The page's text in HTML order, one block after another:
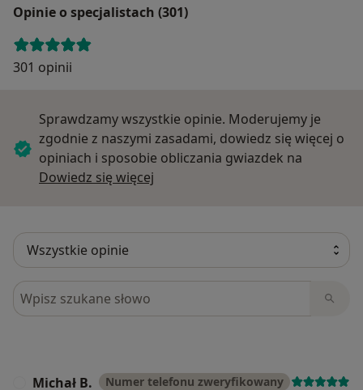
Opinie o specjalistach (301)
301 opinii
Sprawdzamy wszystkie opinie. Moderujemy je
zgodnie z naszymi zasadami, dowiedz się więcej o
opiniach i sposobie obliczania gwiazdek na
Dowiedz się więcej
Szukaj w opiniach
Michał B. Numer telefonu zweryfikowany